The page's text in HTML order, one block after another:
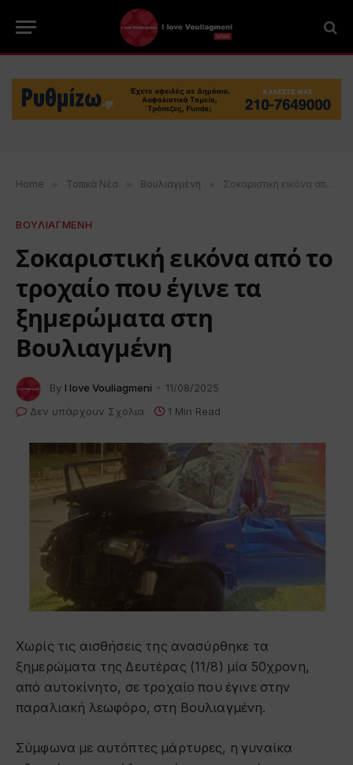
Home » Τοπικά Νέα » Βουλιαγμένη » Σοκαριστική εικόνα από το τροχαίο που έγινε τα ξημερώματα στη Βουλιαγμένη
ΒΟΥΛΙΑΓΜΕΝΗ
Σοκαριστική εικόνα από το
τροχαίο που έγινε τα
ξημερώματα στη
Βουλιαγμένη
By I love Vouliagmeni
11/08/2025
Δεν υπάρχουν Σχόλια
1 Min Read
Xωρίς τις αισθήσεις της ανασύρθηκε τα
ξημερώματα της Δευτέρας (11/8) μία 50χρονη,
από αυτοκίνητο, σε τροχαίο που έγινε στην
παραλιακή λεωφόρο, στη Βουλιαγμένη.
Σύμφωνα με αυτόπτες μάρτυρες, η γυναίκα